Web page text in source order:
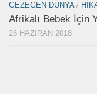
GEZEGEN DÜNYA/
Afrikalı Bebek İçin
26 HAZIRAN 2018